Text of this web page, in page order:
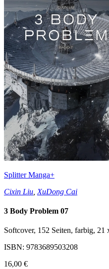
Splitter Manga+
Cixin Liu XuDong Cai
3 Body Problem 07
Softcover, 152 Seiten, farbig, 21
ISBN: 9783689503208
16,00 €